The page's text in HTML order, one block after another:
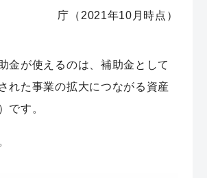
庁（2021年10月時点）
金が使えるのは、補助金として
れた事業の拡大につながる資産
です。